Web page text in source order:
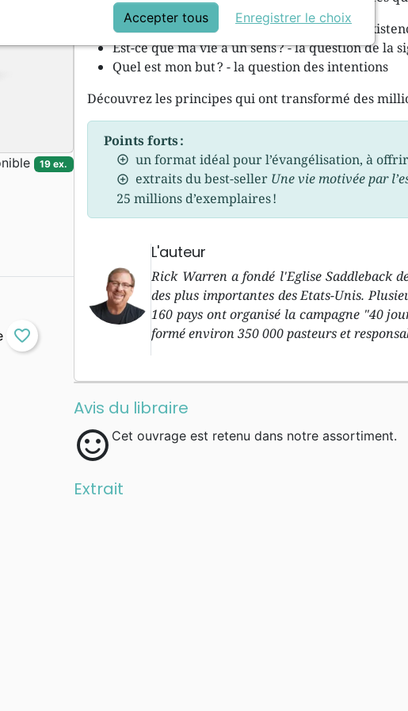
Pourquoi suis-je en vie ? - la question de
Est-ce que ma vie a un sens ? - la question de la
Quel est mon but ? - la question des intentions
Découvrez les principes qui ont transformé des
Points forts :
un format idéal pour l’évangélisation, à
extraits du best-seller Une vie motivée par
25 millions d’exemplaires !
L'auteur
Rick Warren a fondé l'Eglise Saddleback
des plus importantes des Etats-Unis.
160 pays ont organisé la campagne "40
formé environ 350 000 pasteurs et
Avis du libraire
sentiment_satisfied Cet ouvrage est retenu dans notre assortiment.
Extrait
19 ex.
favorite_border
Accepter tous Enregistrer le choix